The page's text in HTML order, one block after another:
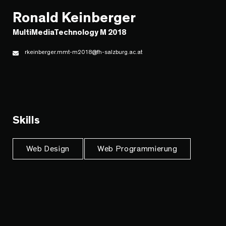
Ronald Keinberger
MultiMediaTechnology M 2018
rkeinberger.mmt-m2018@fh-salzburg.ac.at
Skills
Web Design Web Programmierung